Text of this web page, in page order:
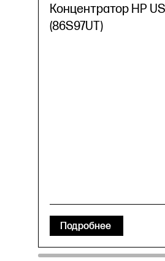
Концентратор HP
(86S97UT)
Подробнее